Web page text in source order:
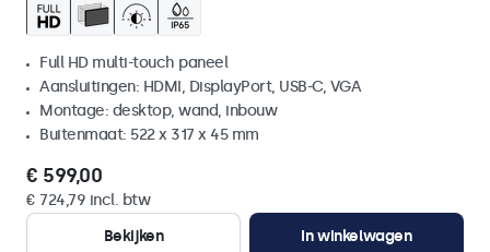
Full HD multi-touch paneel
Aansluitingen: HDMI, DisplayPort, USB-C, VGA
Montage: desktop, wand, inbouw
Buitenmaat: 522 x 317 x 45 mm
€ 599,00
€ 724,79 incl. btw
Bekijken
In winkelwagen